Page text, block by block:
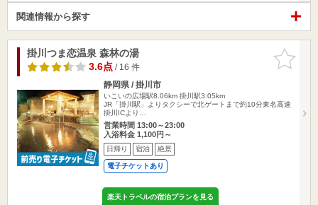
関連情報から探す
お気に入
りに追加
掛川つま恋温泉 森林の湯
3.6点/ 16 件
静岡県 / 掛川市
いこいの広場駅8.06km 掛川駅3.05km
JR「掛川駅」よりタクシーで北ゲートまで約10分東名高速
掛川ICより…
営業時間 13:00～23:00
入浴料金 1,100円～
日帰り 宿泊 絶景
電子チケットあり
楽天トラベルの宿泊プランを見る